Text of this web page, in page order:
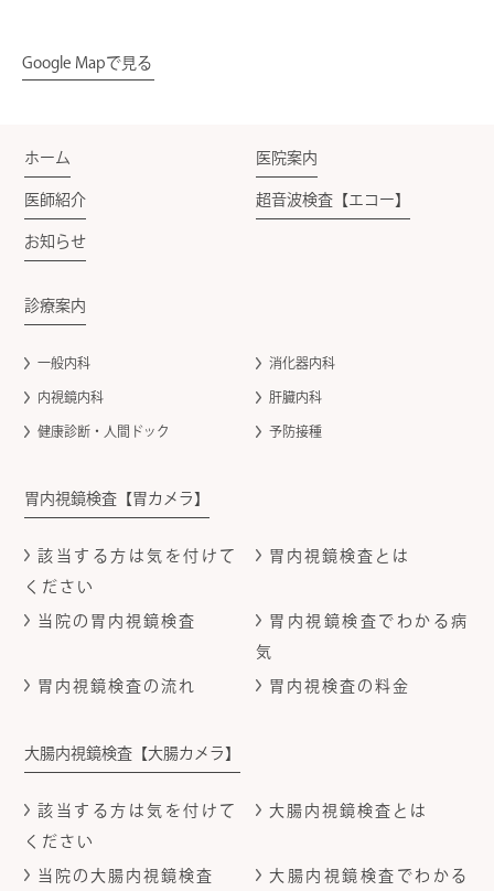
Google Mapで見る
ホーム 医院案内
医師紹介 超音波検査【エコー】
お知らせ
診療案内
一般内科 消化器内科
内視鏡内科 肝臓内科
健康診断・人間ドック 予防接種
胃内視鏡検査【胃カメラ】
該当する方は気を付けて
ください
胃内視鏡検査とは
当院の胃内視鏡検査
胃内視鏡検査でわかる病
気
胃内視鏡検査の流れ 胃内視検査の料金
大腸内視鏡検査【大腸カメラ】
該当する方は気を付けて
ください
大腸内視鏡検査とは
当院の大腸内視鏡検査 大腸内視鏡検査でわかる